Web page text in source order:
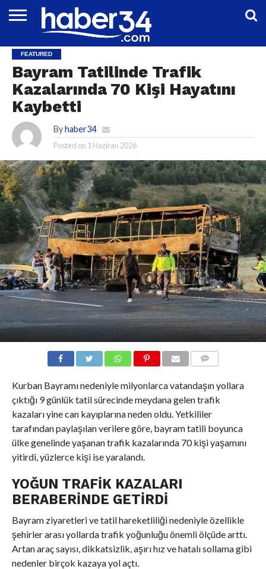
EĞITIM
EKONOMI
GENEL
MAGAZIN
OTOMOTIV
SIYASET
SPOR
TEKNOLOJI
FEATURED
Bayram Tatilinde Trafik
Kazalarında 70 Kişi Hayatını
Kaybetti
By haber34
Posted on 1 Haziran 2026
Kurban Bayramı nedeniyle milyonlarca vatandaşın yollara
çıktığı 9 günlük tatil sürecinde meydana gelen trafik
kazaları yine can kayıplarına neden oldu. Yetkililer
tarafından paylaşılan verilere göre, bayram tatili boyunca
ülke genelinde yaşanan trafik kazalarında 70 kişi yaşamını
yitirdi, yüzlerce kişi ise yaralandı.
YOĞUN TRAFIK KAZALARI
BERABERINDE GETIRDI
Bayram ziyaretleri ve tatil hareketliliği nedeniyle özellikle
şehirler arası yollarda trafik yoğunluğu önemli ölçüde arttı.
Artan araç sayısı, dikkatsizlik, aşırı hız ve hatalı sollama gibi
nedenler birçok kazaya yol açtı.